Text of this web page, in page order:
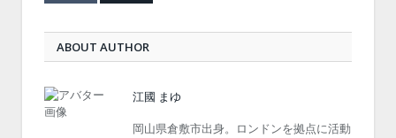
ABOUT AUTHOR
江國 まゆ
岡山県倉敷市出身。ロンドンを拠点に活動